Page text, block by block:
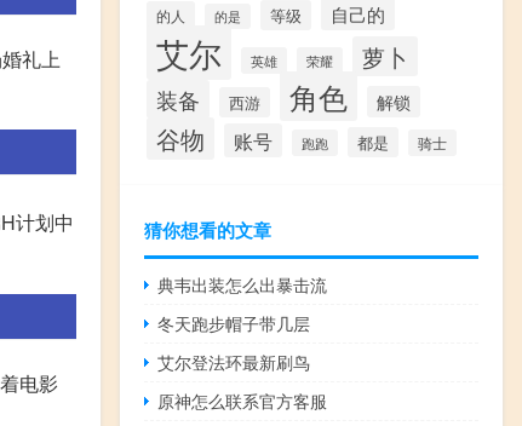
礼上
计划中
电影
的人 的是 等级 自己的
艾尔 英雄 荣耀 萝卜
装备 西游 角色 解锁
谷物 账号 跑跑 都是 骑士
猜你想看的文章
典韦出装怎么出暴击流
冬天跑步帽子带几层
艾尔登法环最新刷鸟
原神怎么联系官方客服